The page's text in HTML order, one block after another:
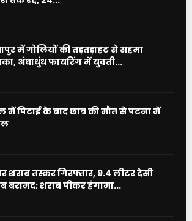
में गोलियों की तड़तड़ाहट से सहमा
अंधाधुंध फायरिंग में युवती...
में पिटाई के बाद छात्र की मौत से पटना में
शराब तस्कर गिरफ्तार, 9.4 लीटर देसी
बरामद; शराब पीकर हंगामा...